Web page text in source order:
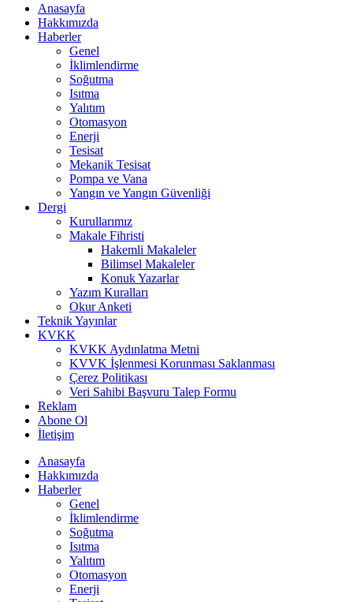
Anasayfa
Hakkımızda
Haberler
Genel
İklimlendirme
Soğutma
Isıtma
Yalıtım
Otomasyon
Enerji
Tesisat
Mekanik Tesisat
Pompa ve Vana
Yangın ve Yangın Güvenliği
Dergi
Kurullarımız
Makale Fihristi
Hakemli Makaleler
Bilimsel Makaleler
Konuk Yazarlar
Yazım Kuralları
Okur Anketi
Teknik Yayınlar
KVKK
KVKK Aydınlatma Metni
KVVK İşlenmesi Korunması Saklanması
Çerez Politikası
Veri Sahibi Başvuru Talep Formu
Reklam
Abone Ol
İletişim
Anasayfa
Hakkımızda
Haberler
Genel
İklimlendirme
Soğutma
Isıtma
Yalıtım
Otomasyon
Enerji